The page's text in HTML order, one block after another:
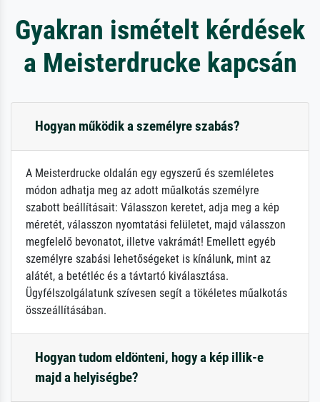
Gyakran ismételt kérdések
a Meisterdrucke kapcsán
Hogyan működik a személyre szabás?
A Meisterdrucke oldalán egy egyszerű és szemléletes
módon adhatja meg az adott műalkotás személyre
szabott beállításait: Válasszon keretet, adja meg a kép
méretét, válasszon nyomtatási felületet, majd válasszon
megfelelő bevonatot, illetve vakrámát! Emellett egyéb
személyre szabási lehetőségeket is kínálunk, mint az
alátét, a betétléc és a távtartó kiválasztása.
Ügyfélszolgálatunk szívesen segít a tökéletes műalkotás
összeállításában.
Hogyan tudom eldönteni, hogy a kép illik-e
majd a helyiségbe?